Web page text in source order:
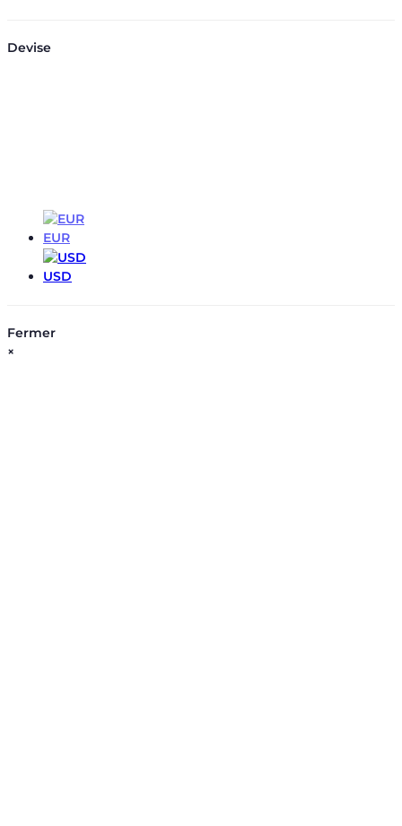
Devise
EUR
USD
Fermer
×